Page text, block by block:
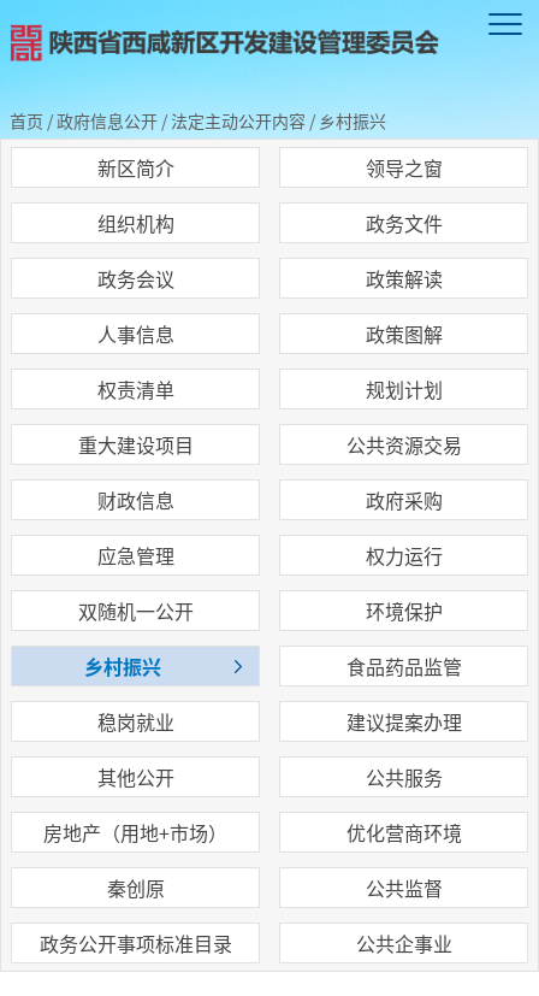
首页 /政府信息公开 / 法定主动公开内容 / 乡村振兴
新区简介
领导之窗
组织机构
政务文件
政务会议
政策解读
人事信息
政策图解
权责清单
规划计划
重大建设项目
公共资源交易
财政信息
政府采购
应急管理
权力运行
双随机一公开
环境保护
乡村振兴
食品药品监管
稳岗就业
建议提案办理
其他公开
公共服务
房地产（用地+市场）
优化营商环境
秦创原
公共监督
政务公开事项标准目录
公共企事业